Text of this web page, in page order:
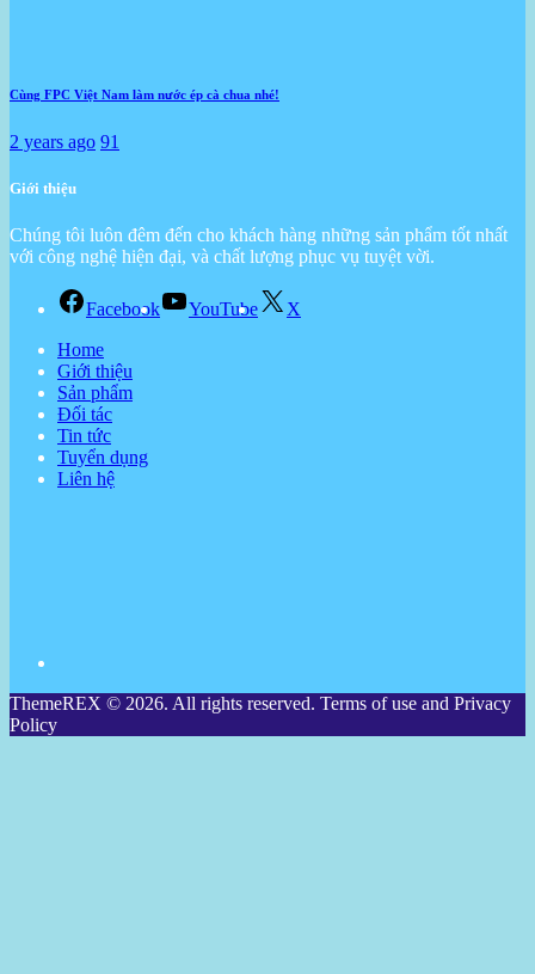
Cùng FPC Việt Nam làm nước ép cà chua nhé!
2 years ago 91
Giới thiệu
Chúng tôi luôn đêm đến cho khách hàng những sản phẩm tốt nhất
với công nghệ hiện đại, và chất lượng phục vụ tuyệt vời.
Facebook YouTube
X
Home
Giới thiệu
Sản phẩm
Đối tác
Tin tức
Tuyển dụng
Liên hệ
ThemeREX © 2026. All rights reserved. Terms of use and Privacy
Policy